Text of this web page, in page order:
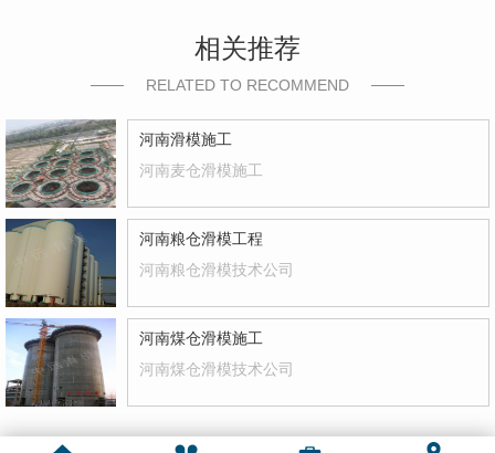
相关推荐
RELATED TO RECOMMEND
河南滑模施工
河南麦仓滑模施工
河南粮仓滑模工程
河南粮仓滑模技术公司
河南煤仓滑模施工
河南煤仓滑模技术公司